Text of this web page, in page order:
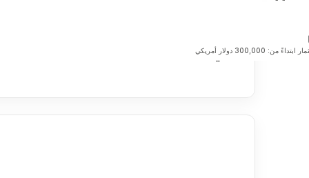
من: 300,000 دولار أمريكي فاليتا